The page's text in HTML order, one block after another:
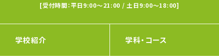
[受付時間：平日9:00〜21:00 / 土日9:00〜18:00]
学校紹介 学科・コース